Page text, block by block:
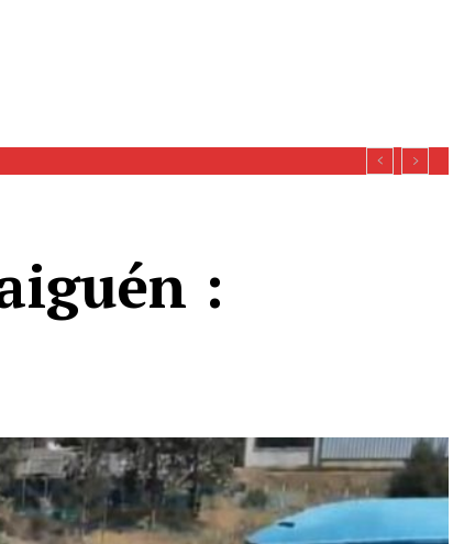
esperan definiciones sobre recursos
: